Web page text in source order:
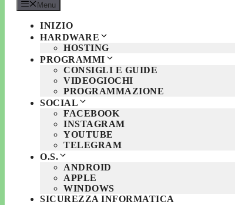
Menu
INIZIO
HARDWARE
HOSTING
PROGRAMMI
CONSIGLI E GUIDE
VIDEOGIOCHI
PROGRAMMAZIONE
SOCIAL
FACEBOOK
INSTAGRAM
YOUTUBE
TELEGRAM
O.S.
ANDROID
APPLE
WINDOWS
SICUREZZA INFORMATICA